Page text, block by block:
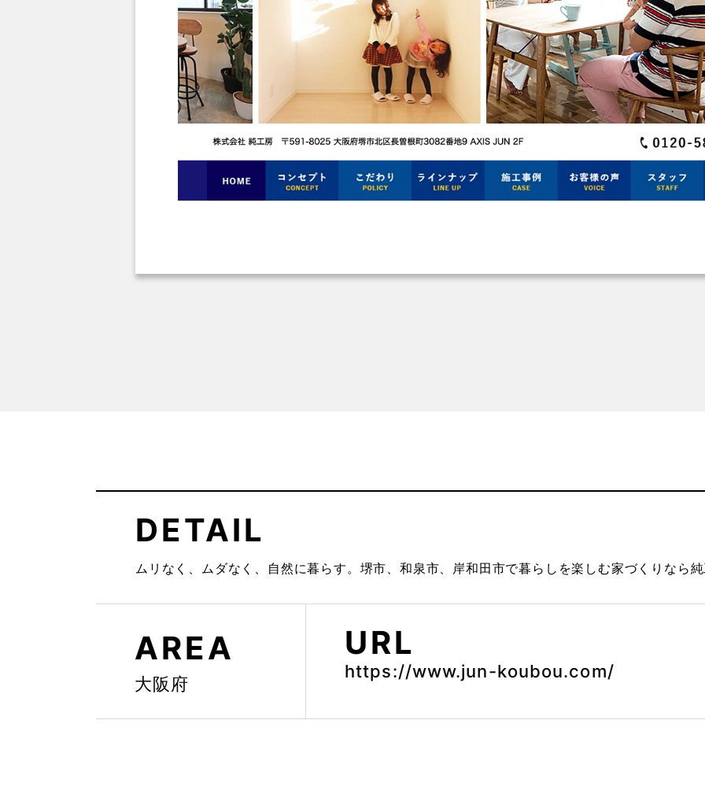
DETAIL
ムリなく、ムダなく、自然に暮らす。堺市、和泉市、岸和田市で暮らしを楽しむ家づくりなら
AREA
大阪府
URL
https://www.jun-koubou.com/